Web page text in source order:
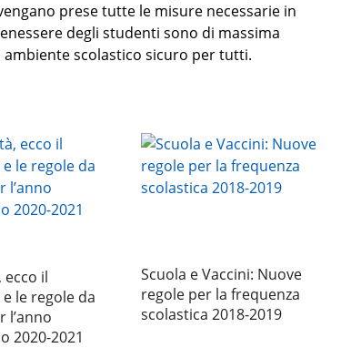
prese tutte le misure necessarie in
degli studenti sono di massima
scolastico sicuro per tutti.
ecco il
le regole da
l’anno
2020-2021
Scuola e Vaccini: Nuove
regole per la frequenza
scolastica 2018-2019